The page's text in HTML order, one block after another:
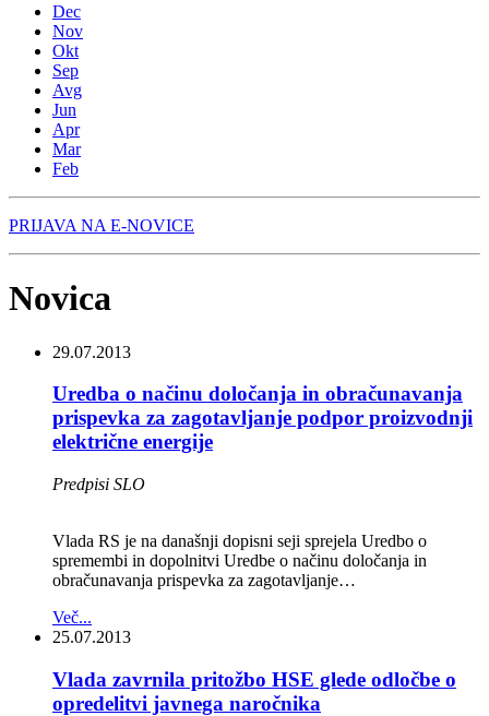
Dec
Nov
Okt
Sep
Avg
Jun
Apr
Mar
Feb
PRIJAVA NA E-NOVICE
Novica
29.07.2013
Uredba o načinu določanja in obračunavanja
prispevka za zagotavljanje podpor proizvodnji
električne energije
Predpisi SLO
Vlada RS je na današnji dopisni seji sprejela Uredbo o
spremembi in dopolnitvi Uredbe o načinu določanja in
obračunavanja prispevka za zagotavljanje…
Več...
25.07.2013
Vlada zavrnila pritožbo HSE glede odločbe o
opredelitvi javnega naročnika